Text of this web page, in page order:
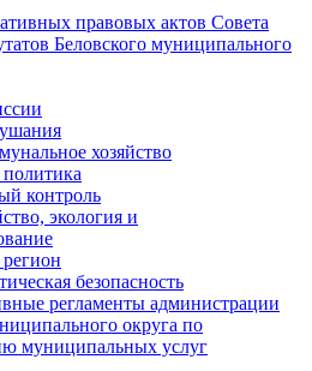
правовых актов Совета
Беловского муниципального
хозяйство
контроль
экология и
безопасность
регламенты администрации
округа по
муниципальных услуг